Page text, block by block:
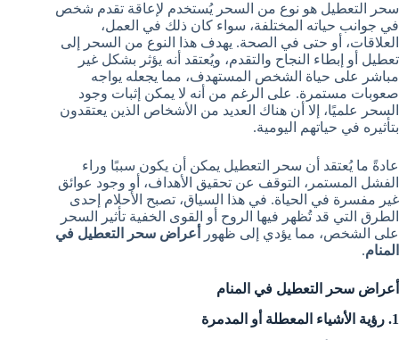
سحر التعطيل هو نوع من السحر يُستخدم لإعاقة تقدم شخص
في جوانب حياته المختلفة، سواء كان ذلك في العمل،
العلاقات، أو حتى في الصحة. يهدف هذا النوع من السحر إلى
تعطيل أو إبطاء النجاح والتقدم، ويُعتقد أنه يؤثر بشكل غير
مباشر على حياة الشخص المستهدف، مما يجعله يواجه
صعوبات مستمرة. على الرغم من أنه لا يمكن إثبات وجود
السحر علميًا، إلا أن هناك العديد من الأشخاص الذين يعتقدون
بتأثيره في حياتهم اليومية.
عادةً ما يُعتقد أن سحر التعطيل يمكن أن يكون سببًا وراء
الفشل المستمر، التوقف عن تحقيق الأهداف، أو وجود عوائق
غير مفسرة في الحياة. في هذا السياق، تصبح الأحلام إحدى
الطرق التي قد تُظهر فيها الروح أو القوى الخفية تأثير السحر
على الشخص، مما يؤدي إلى ظهور
أعراض سحر التعطيل في
المنام.
أعراض سحر التعطيل في المنام
1. رؤية الأشياء المعطلة أو المدمرة